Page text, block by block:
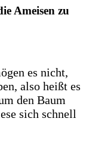
Ameisen zu
es nicht,
also heißt es
den Baum
sich schnell